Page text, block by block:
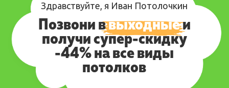
Здравствуйте, я Иван Потолочкин
Позвониввыходныеи
получи супер-скидку
-44% на все виды
потолков